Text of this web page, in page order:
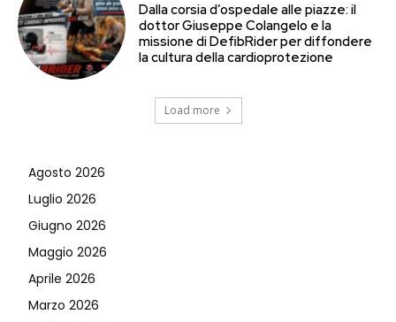
Dalla corsia d’ospedale alle piazze: il
dottor Giuseppe Colangelo e la
missione di DefibRider per diffondere
la cultura della cardioprotezione
Load more
Agosto 2026
Luglio 2026
Giugno 2026
Maggio 2026
Aprile 2026
Marzo 2026